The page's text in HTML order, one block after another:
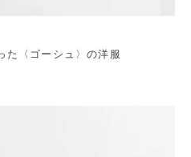
た〈ゴーシュ〉の洋服